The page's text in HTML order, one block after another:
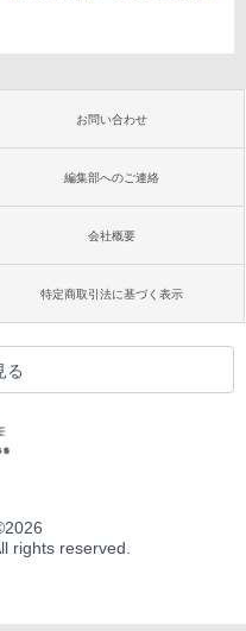
お問い合わせ
編集部へのご連絡
会社概要
特定商取引法に基づく表示
る
2026
rights reserved.